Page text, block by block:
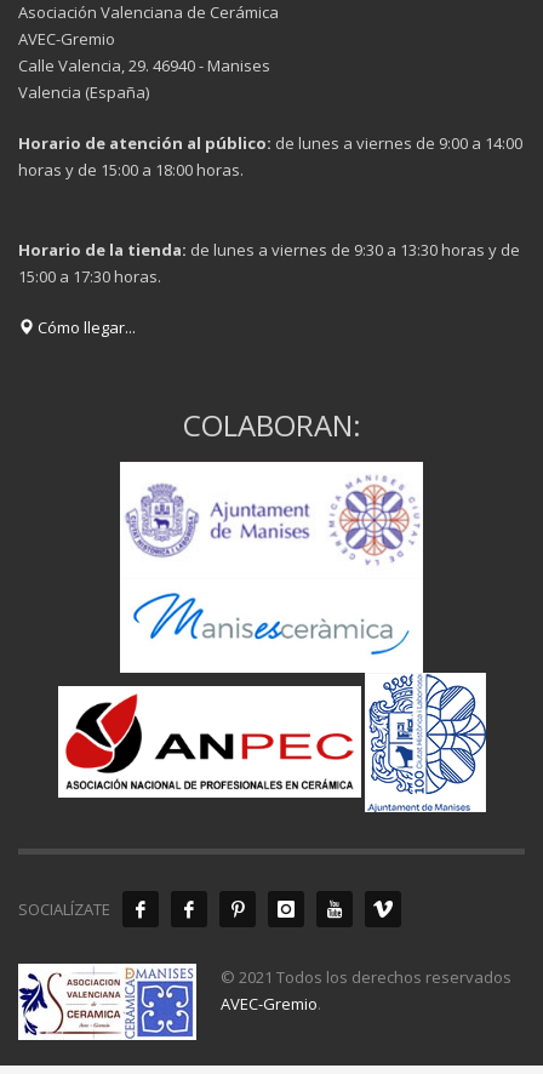
Asociación Valenciana de Cerámica
AVEC-Gremio
Calle Valencia, 29. 46940 - Manises
Valencia (España)
Horario de atención al público: de lunes a viernes de 9:00 a 14:00
horas y de 15:00 a 18:00 horas.
Horario de la tienda: de lunes a viernes de 9:30 a 13:30 horas y de
15:00 a 17:30 horas.
Cómo llegar...
COLABORAN:
SOCIALÍZATE
© 2021 Todos los derechos reservados
AVEC-Gremio.